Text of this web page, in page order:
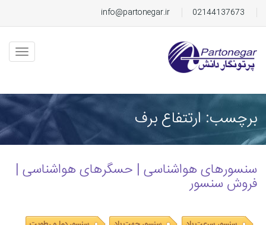
02144137673
info@partonegar.ir
برچسب: ارتتفاع برف
سنسورهای هواشناسی | حسگرهای هواشناسی |
فروش سنسور